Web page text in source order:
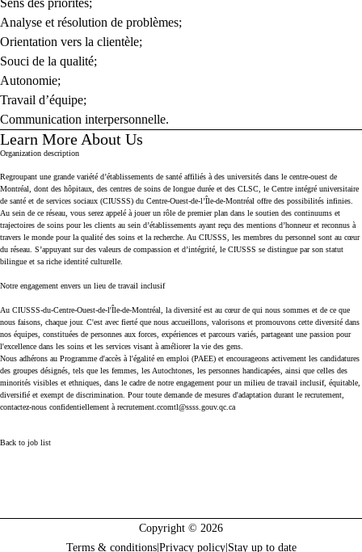
Sens des priorités;
Analyse et résolution de problèmes;
Orientation vers la clientèle;
Souci de la qualité;
Autonomie;
Travail d’équipe;
Communication interpersonnelle.
Learn More About Us
Press space or enter keys to toggle section visibility
Organization description
Regroupant une grande variété d’établissements de santé affiliés à des universités dans le centre-ouest de
Montréal, dont des hôpitaux, des centres de soins de longue durée et des CLSC, le Centre intégré universitaire
de santé et de services sociaux (CIUSSS) du Centre-Ouest-de-l’Île-de-Montréal offre des possibilités infinies.
Au sein de ce réseau, vous serez appelé à jouer un rôle de premier plan dans le soutien des continuums et
trajectoires de soins pour les clients au sein d’établissements ayant reçu des mentions d’honneur et reconnus à
travers le monde pour la qualité des soins et la recherche. Au CIUSSS, les membres du personnel sont au cœur
du réseau. S’appuyant sur des valeurs de compassion et d’intégrité, le CIUSSS se distingue par son statut
bilingue et sa riche identité culturelle.
Notre engagement envers un lieu de travail inclusif
Au CIUSSS-du-Centre-Ouest-de-l'Île-de-Montréal, la diversité est au cœur de qui nous sommes et de ce que
nous faisons, chaque jour. C'est avec fierté que nous accueillons, valorisons et promouvons cette diversité dans
nos équipes, constituées de personnes aux forces, expériences et parcours variés, partageant une passion pour
l'excellence dans les soins et les services visant à améliorer la vie des gens.
Nous adhérons au Programme d'accès à l'égalité en emploi (PAEE) et encourageons activement les candidatures
des groupes désignés, tels que les femmes, les Autochtones, les personnes handicapées, ainsi que celles des
minorités visibles et ethniques, dans le cadre de notre engagement pour un milieu de travail inclusif, équitable,
diversifié et exempt de discrimination. Pour toute demande de mesures d'adaptation durant le recrutement,
contactez-nous confidentiellement à recrutement.ccomtl@ssss.gouv.qc.ca
Back to job list
Copyright © 2026
Terms & conditions| Privacy policy| Stay up to date